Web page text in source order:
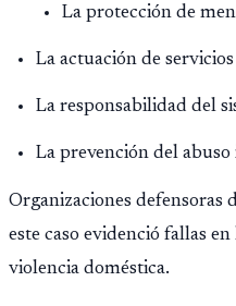
La protección de
La actuación de servicios
La responsabilidad del
La prevención del
Organizaciones defensoras
este caso evidenció fallas
violencia doméstica.